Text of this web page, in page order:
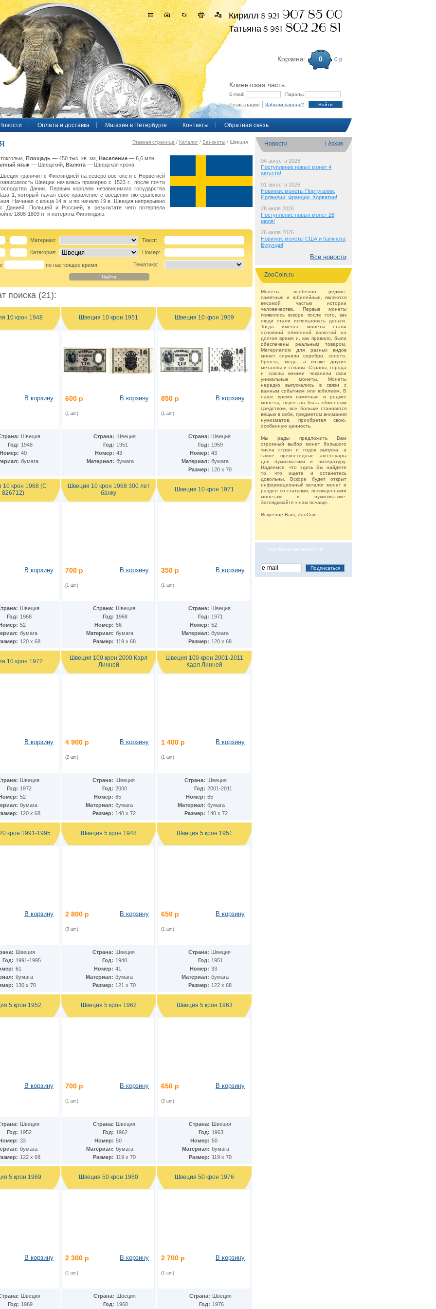
Кирилл 8 921 907 85 00
Татьяна 8 981 802 26 81
Корзина: 0 0 р
Клиентская часть:
E-mail:
Пароль:
Регистрация | Забыли пароль?
Новости Оплата и доставка Магазин в Петербурге Контакты Обратная связь
Новости | Архив
04 августа 2026
Поступление новых монет 4
августа!
01 августа 2026
Новинки: монеты Португалии,
Ирландии, Франции, Хорватии!
28 июля 2026
Поступление новых монет 28
июля!
26 июля 2026
Новинки: монеты США и банкнота
Бурунди!
Все новости
ZooCoin.ru
Монеты, особенно редкие,
памятные и юбилейные, являются
весомой частью истории
человечества. Первые монеты
появились вскоре после того, как
люди стали использовать деньги.
Тогда именно монеты стали
основной обменной валютой на
долгое время и, как правило, были
обеспечены реальным товаром.
Материалом для разных видов
монет служило серебро, золото,
бронза, медь, а позже другие
металлы и сплавы. Страны, города
и союзы веками чеканили свои
уникальные монеты. Монеты
нередко выпускались в связи с
важным событием или юбилеем. В
наше время памятные и редкие
монеты, перестав быть обменным
средством, все больше становятся
вещью в себе, предметом внимания
нумизматов, приобретая свою,
особенную ценность.
Мы рады предложить Вам
огромный выбор монет большого
числа стран и годов выпуска, а
также превосходные аксессуары
для нумизматики и литературу.
Надеемся, что здесь Вы найдете
то, что ищете и останетесь
довольны. Вскоре будет открыт
информационный каталог монет и
раздел со статьями, посвященными
монетам и нумизматике.
Заглядывайте к нам почаще..
Искренне Ваш, ZooCoin
Подписка на новости
Главная страница / Каталог / Банкноты / Швеция
Площадь — 450 тыс. кв. км, Население — 8,6 млн.
язык — Шведский, Валюта — Шведская крона.
граничит с Финляндией на северо-востоке и с Норвегией
Швеции началась примерно с 1523 г., после почти
Дании. Первым королем независимого государства
1, который начал свое правление с введения лютеранского
Начиная с конца 14 в. и по начало 19 в. Швеция непрерывно
Данией, Польшей и Россией, в результате чего потерпела
1808-1809 гг. и потеряла Финляндию.
- Материал: Текст:
- Категория: Номер:
по настоящее время Тематика:
поиска (21):
10 крон 1948
В корзину
Швеция
Год: 1948
Номер: 40
бумага
Швеция 10 крон 1951
600 р
(1 шт.)
В корзину
Страна: Швеция
Год: 1951
Номер: 43
Материал: бумага
Швеция 10 крон 1959
850 р
(1 шт.)
В корзину
Страна: Швеция
Год: 1959
Номер: 43
Материал: бумага
Размер: 120 х 70
10 крон 1968 (С
826712)
В корзину
Швеция
Год: 1968
52
бумага
120 х 68
Швеция 10 крон 1968 300 лет
банку
700 р
(1 шт.)
В корзину
Страна: Швеция
Год: 1968
Номер: 56
Материал: бумага
Размер: 119 х 68
Швеция 10 крон 1971
350 р
(1 шт.)
В корзину
Страна: Швеция
Год: 1971
Номер: 52
Материал: бумага
Размер: 120 х 68
10 крон 1972
В корзину
Швеция
Год: 1972
52
бумага
120 х 68
Швеция 100 крон 2000 Карл
Линней
4 900 р
(2 шт.)
В корзину
Страна: Швеция
Год: 2000
Номер: 65
Материал: бумага
Размер: 140 х 72
Швеция 100 крон 2001-2011
Карл Линней
1 400 р
(1 шт.)
В корзину
Страна: Швеция
Год: 2001-2011
Номер: 65
Материал: бумага
Размер: 140 х 72
крон 1991-1995
В корзину
Швеция
Год: 1991-1995
61
бумага
130 х 70
Швеция 5 крон 1948
2 800 р
(3 шт.)
В корзину
Страна: Швеция
Год: 1948
Номер: 41
Материал: бумага
Размер: 121 х 70
Швеция 5 крон 1951
650 р
(1 шт.)
В корзину
Страна: Швеция
Год: 1951
Номер: 33
Материал: бумага
Размер: 122 х 68
5 крон 1952
В корзину
Швеция
Год: 1952
33
бумага
122 х 68
Швеция 5 крон 1962
700 р
(1 шт.)
В корзину
Страна: Швеция
Год: 1962
Номер: 50
Материал: бумага
Размер: 119 х 70
Швеция 5 крон 1963
650 р
(2 шт.)
В корзину
Страна: Швеция
Год: 1963
Номер: 50
Материал: бумага
Размер: 119 х 70
5 крон 1969
В корзину
Швеция
Год: 1969
Швеция 50 крон 1960
2 300 р
(1 шт.)
В корзину
Страна: Швеция
Год: 1960
Швеция 50 крон 1976
2 700 р
(1 шт.)
В корзину
Страна: Швеция
Год: 1976